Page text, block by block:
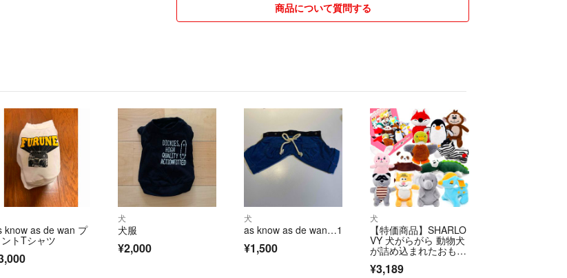
おまけで入れた小物に対して、よく分からない物を入れたと普通の評
本当にがっかりしました
常識のわからない、若い方はご遠慮頂く場合があります
購入した品物に全く問題がない場合、普通評価はご遠慮下さい。
問題がある場合は評価の前にご連絡お願い致します
連絡なく普通評価をする方はブロックします。
お互いに気持ちの良いお取引を希望いたします
コメントスルーされる方は、ブロックする場合があります
商品について質問する
know as de wan プ
ントTシャツ
犬
犬服
¥2,000
犬
as know as de wan…1
¥1,500
犬
【特価商品】SHARLO
VY 犬がらがら 動物犬
が詰め込まれたおもち
¥3,189